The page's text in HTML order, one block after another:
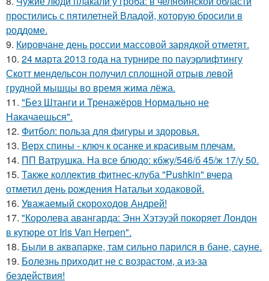
простились с пятилетней Владой, которую бросили в
роддоме.
9. Кировчане день россии массовой зарядкой отметят.
10. 24 марта 2013 года на турнире по пауэрлифтингу
Скотт мендельсон получил сплошной отрыв левой
грудной мышцы во время жима лёжа.
11. "Без Штанги и Тренажёров Нормально не
Накачаешься".
12. Фитбол: польза для фигуры и здоровья.
13. Верх спины - ключ к осанке и красивым плечам.
14. ПП Ватрушка. На все блюдо: кбжу/546/б 45/ж 17/у 50.
15. Также коллектив фитнес-клуба "Pushkin" вчера
отметил день рождения Натальи ходаковой.
16. Уважаемый скороходов Андрей!
17. "Королева авангарда: Энн Хэтэуэй покоряет Лондон
в кутюре от Iris Van Herpen".
18. Были в аквапарке, там сильно парился в бане, сауне.
19. Болезнь приходит не с возрастом, а из-за
бездействия!